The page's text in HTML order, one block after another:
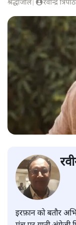
श्रद्धांजलि| रवीन्द्र
इरफ़ान को बतौर